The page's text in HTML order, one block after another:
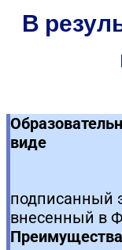
В
виде
подписанный
внесенный в